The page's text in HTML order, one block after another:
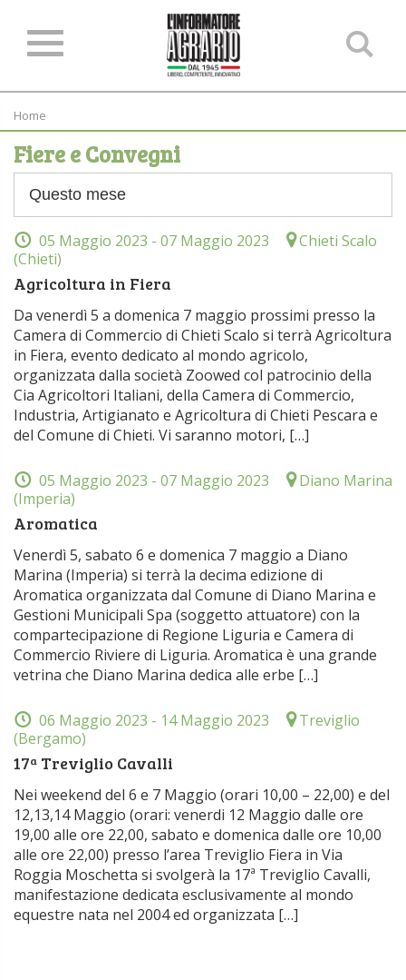
Home
Fiere e Convegni
05 Maggio 2023 - 07 Maggio 2023
Chieti Scalo
(Chieti)
Agricoltura in Fiera
Da venerdì 5 a domenica 7 maggio prossimi presso la
Camera di Commercio di Chieti Scalo si terrà Agricoltura
in Fiera, evento dedicato al mondo agricolo,
organizzata dalla società Zoowed col patrocinio della
Cia Agricoltori Italiani, della Camera di Commercio,
Industria, Artigianato e Agricoltura di Chieti Pescara e
del Comune di Chieti. Vi saranno motori, […]
05 Maggio 2023 - 07 Maggio 2023
Diano Marina
(Imperia)
Aromatica
Venerdì 5, sabato 6 e domenica 7 maggio a Diano
Marina (Imperia) si terrà la decima edizione di
Aromatica organizzata dal Comune di Diano Marina e
Gestioni Municipali Spa (soggetto attuatore) con la
compartecipazione di Regione Liguria e Camera di
Commercio Riviere di Liguria. Aromatica è una grande
vetrina che Diano Marina dedica alle erbe […]
06 Maggio 2023 - 14 Maggio 2023
Treviglio
(Bergamo)
17ª Treviglio Cavalli
Nei weekend del 6 e 7 Maggio (orari 10,00 – 22,00) e del
12,13,14 Maggio (orari: venerdi 12 Maggio dalle ore
19,00 alle ore 22,00, sabato e domenica dalle ore 10,00
alle ore 22,00) presso l’area Treviglio Fiera in Via
Roggia Moschetta si svolgerà la 17ª Treviglio Cavalli,
manifestazione dedicata esclusivamente al mondo
equestre nata nel 2004 ed organizzata […]